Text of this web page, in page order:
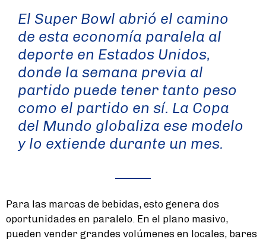
El Super Bowl abrió el camino
de esta economía paralela al
deporte en Estados Unidos,
donde la semana previa al
partido puede tener tanto peso
como el partido en sí. La Copa
del Mundo globaliza ese modelo
y lo extiende durante un mes.
Para las marcas de bebidas, esto genera dos
oportunidades en paralelo. En el plano masivo,
pueden vender grandes volúmenes en locales, bares